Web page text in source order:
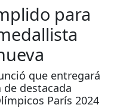
para
que entregará
destacada
París 2024